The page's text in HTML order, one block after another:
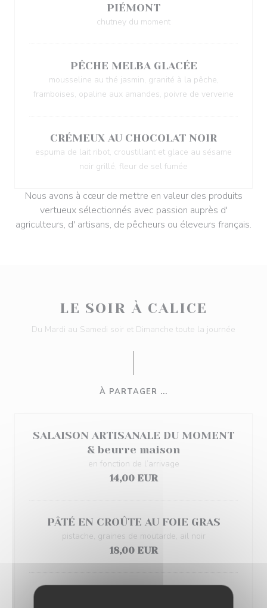
PIÉMONT
chutney du moment
PÊCHE MELBA GLACÉE
mousseline au thé jasmin, granité à la pêche,
framboises, opaline aux amandes, poivre de verveine
CRÉMEUX AU CHOCOLAT NOIR
espuma de lait ribot, croustillant et glace au sésame
noir grillé, fleur de sel fumée
Nous avons à cœur de mettre en valeur des produits
vertueux sélectionnés avec passion auprès d'
agriculteurs, d' artisans, de pêcheurs ou éleveurs français.
LE SOIR À CALICE
Du Mardi au Samedi soir et Dimanche toute la journée
À PARTAGER ...
SALAISON ARTISANALE DU MOMENT
& beurre maison
en fonction de l’arrivage
14,00 EUR
PÂTÉ EN CROÛTE AU FOIE GRAS
pistache, graines de moutarde, ail noir
18,00 EUR